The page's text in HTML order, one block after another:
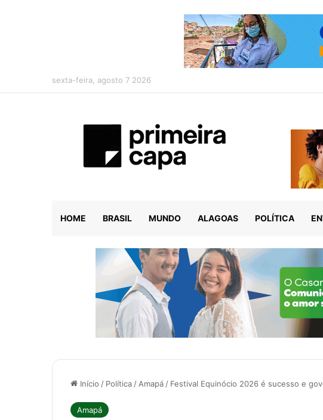
sexta-feira, agosto 7 2026
HOME BRASIL MUNDO ALAGOAS POLÍTICA
Início / Política/Amapá/ Festival Equinócio 2026 é sucesso e
Amapá